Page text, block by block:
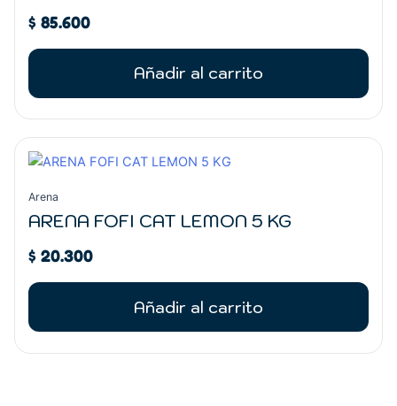
$ 85.600
Añadir al carrito
Arena
ARENA FOFI CAT LEMON 5 KG
$ 20.300
Añadir al carrito